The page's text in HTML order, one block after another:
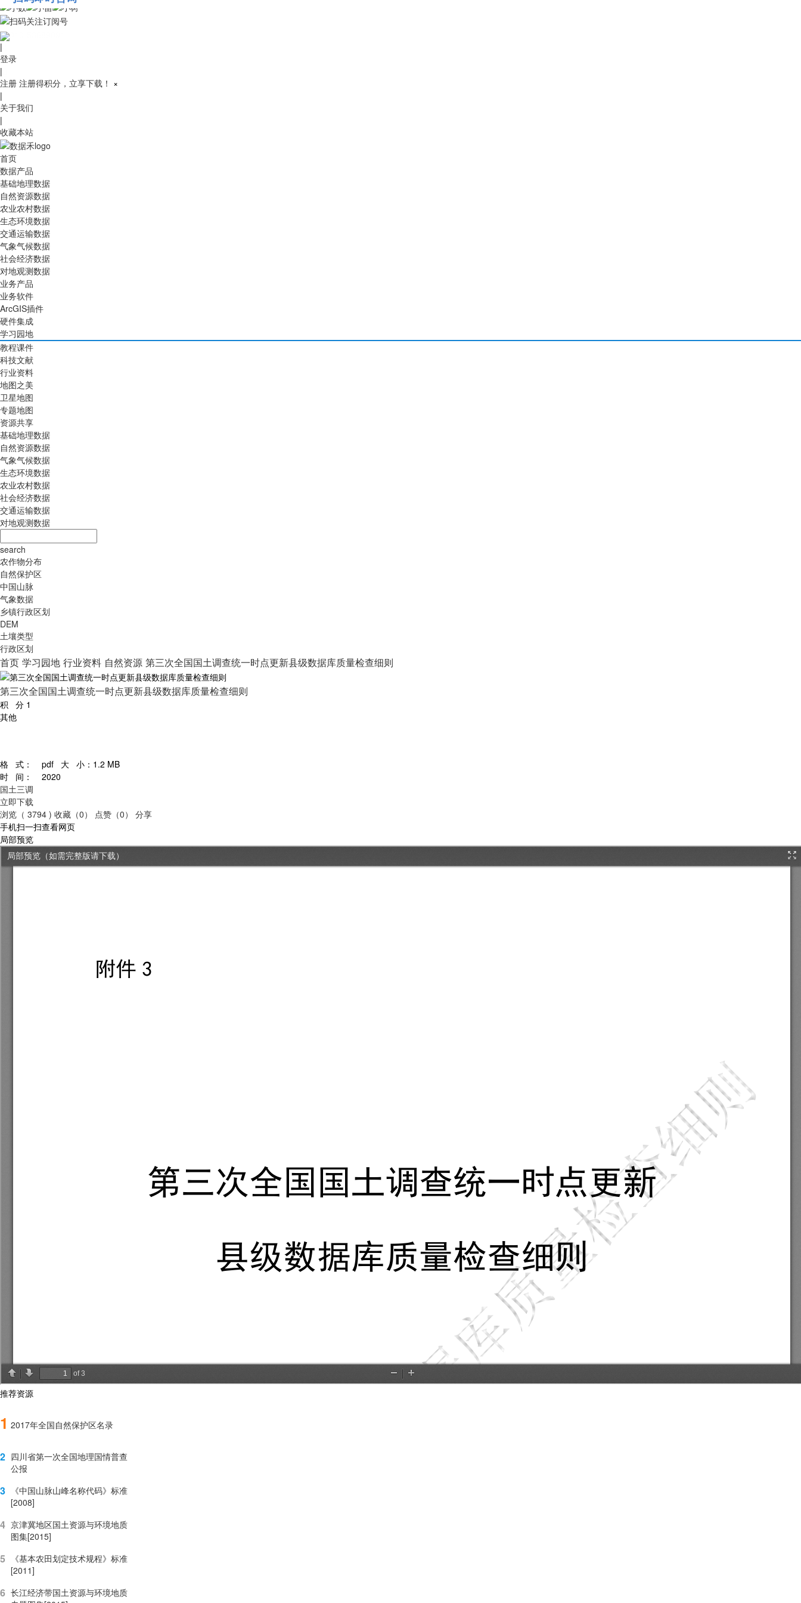
010-53689091
|
登录
|
注册 注册得积分，立享下载！ ×
|
关于我们
|
收藏本站
首页
数据产品
基础地理数据
自然资源数据
农业农村数据
生态环境数据
交通运输数据
气象气候数据
社会经济数据
对地观测数据
业务产品
业务软件
ArcGIS插件
硬件集成
学习园地
教程课件
科技文献
行业资料
地图之美
卫星地图
专题地图
资源共享
基础地理数据
自然资源数据
气象气候数据
生态环境数据
农业农村数据
社会经济数据
交通运输数据
对地观测数据
search
农作物分布
自然保护区
中国山脉
气象数据
乡镇行政区划
DEM
土壤类型
行政区划
首页 学习园地 行业资料 自然资源 第三次全国国土调查统一时点更新县级数据库质量检查细则
第三次全国国土调查统一时点更新县级数据库质量检查细则
积 分 1
其他
格 式： pdf 大 小： 1.2 MB
时 间：
2020
国土三调
立即下载
浏览（ 3794 ) 收藏（0） 点赞（0）
分享
手机扫一扫查看网页
局部预览
推荐资源
1 2017年全国自然保护区名录
2 四川省第一次全国地理国情普查
公报
3
《中国山脉山峰名称代码》标准
[2008]
4 京津冀地区国土资源与环境地质
图集[2015]
5
《基本农田划定技术规程》标准
[2011]
6 长江经济带国土资源与环境地质